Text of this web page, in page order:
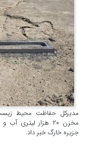
مدیرکل حفاظت محیط زیست
مخزن ۲۰ هزار
جزیره خارگ خبر داد.